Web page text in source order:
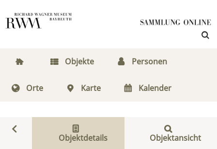
Objekte Personen
Orte Karte Kalender
Objektdetails Objektansicht